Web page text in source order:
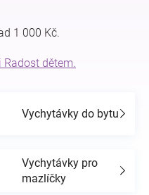
1 000 Kč.
Radost dětem.
Vychytávky do bytu
Vychytávky pro
mazlíčky